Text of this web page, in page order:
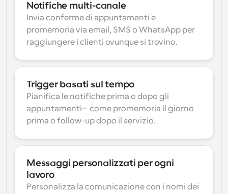
Notifiche multi-canale
Invia conferme di appuntamenti e
promemoria via email, SMS o WhatsApp per
raggiungere i clienti ovunque si trovino.
Trigger basati sul tempo
Pianifica le notifiche prima o dopo gli
appuntamenti—come promemoria il giorno
prima o follow-up dopo il servizio.
Messaggi personalizzati per ogni
lavoro
Personalizza la comunicazione con i nomi dei